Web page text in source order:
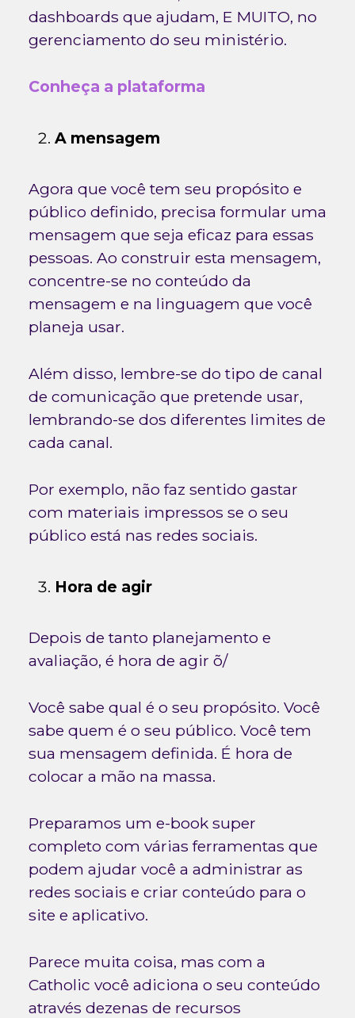
dashboards que ajudam, E MUITO, no
gerenciamento do seu ministério.
Conheça a plataforma
A mensagem
Agora que você tem seu propósito e
público definido, precisa formular uma
mensagem que seja eficaz para essas
pessoas. Ao construir esta mensagem,
concentre-se no conteúdo da
mensagem e na linguagem que você
planeja usar.
Além disso, lembre-se do tipo de canal
de comunicação que pretende usar,
lembrando-se dos diferentes limites de
cada canal.
Por exemplo, não faz sentido gastar
com materiais impressos se o seu
público está nas redes sociais.
Hora de agir
Depois de tanto planejamento e
avaliação, é hora de agir õ/
Você sabe qual é o seu propósito. Você
sabe quem é o seu público. Você tem
sua mensagem definida. É hora de
colocar a mão na massa.
Preparamos um e-book super
completo com várias ferramentas que
podem ajudar você a administrar as
redes sociais e criar conteúdo para o
site e aplicativo.
Parece muita coisa, mas com a
Catholic você adiciona o seu conteúdo
através dezenas de recursos